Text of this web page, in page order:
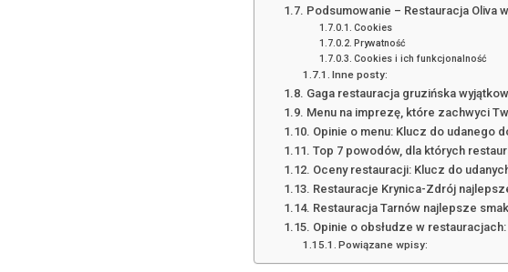
Podsumowanie – Restauracja Oliva
Cookies
Prywatność
Cookies i ich funkcjonalność
Inne posty:
Gaga restauracja gruzińska
Menu na imprezę, które zachwyci
Opinie o menu: Klucz do udanego
Top 7 powodów, dla których
Oceny restauracji: Klucz do
Restauracje Krynica-Zdrój
Restauracja Tarnów najlepsze
Opinie o obsłudze w
Powiązane wpisy: